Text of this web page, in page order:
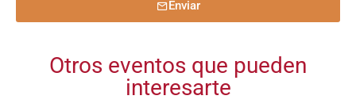
Enviar
Otros eventos que pueden
interesarte